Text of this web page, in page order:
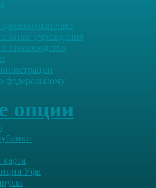
учреждения
производство
федеральному
опции
Уфа